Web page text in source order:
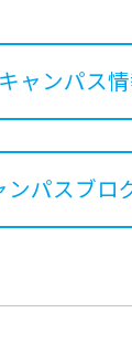
キャンパス
ンパスブロ